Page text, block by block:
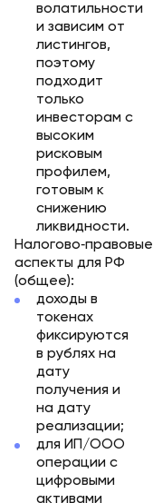
волатильности
и зависим от
листингов,
поэтому
подходит
только
инвесторам с
высоким
рисковым
профилем,
готовым к
снижению
ликвидности.
Налогово‑правовые
аспекты для РФ
(общее):
доходы в
токенах
фиксируются
в рублях на
дату
получения и
на дату
реализации;
для ИП/ООО
операции с
цифровыми
активами